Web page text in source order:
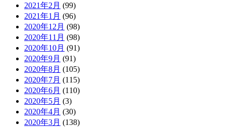
2021年2月 (99)
2021年1月 (96)
2020年12月 (98)
2020年11月 (98)
2020年10月 (91)
2020年9月 (91)
2020年8月 (105)
2020年7月 (115)
2020年6月 (110)
2020年5月 (3)
2020年4月 (30)
2020年3月 (138)